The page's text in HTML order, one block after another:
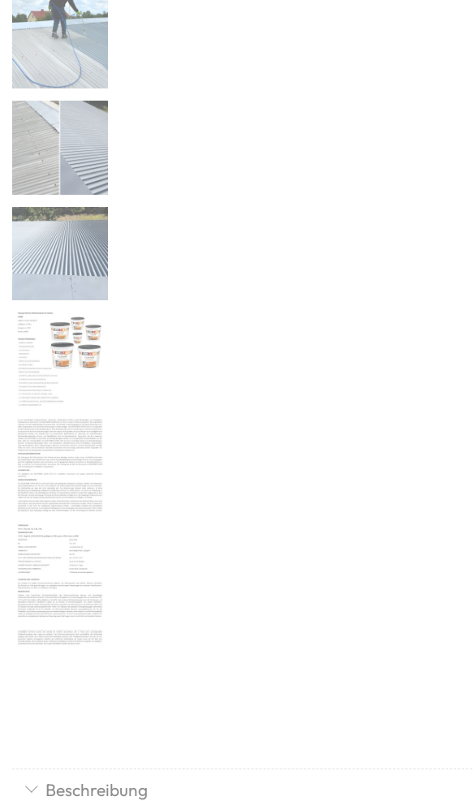
Beschreibung